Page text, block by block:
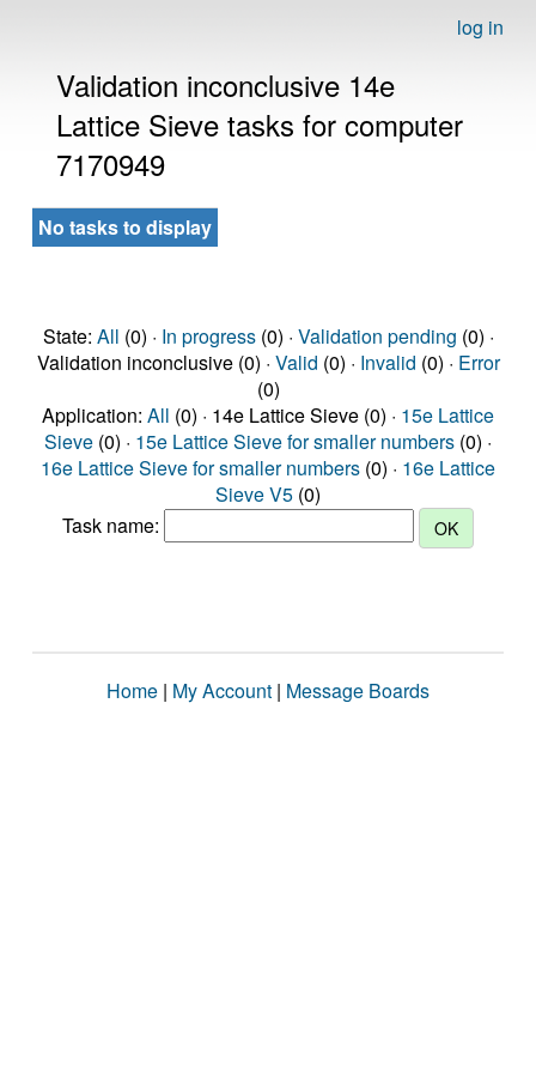
log in
Validation inconclusive 14e
Lattice Sieve tasks for computer
7170949
No tasks to display
State: All (0) · In progress(0) · Validation pending (0) ·
Validation inconclusive (0) · Valid (0) · Invalid (0) · Error
(0)
Application: All (0) · 14e Lattice Sieve (0) · 15e Lattice
Sieve (0) · 15e Lattice Sieve for smaller numbers (0) ·
16e Lattice Sieve for smaller numbers (0) · 16e Lattice
Sieve V5 (0)
Task name:
Home | My Account | Message Boards